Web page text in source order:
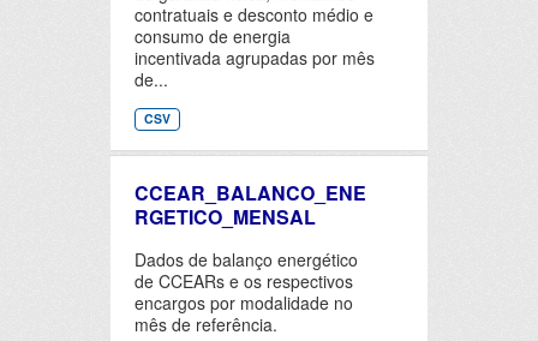
contratuais e desconto médio e
consumo de energia
incentivada agrupadas por mês
de...
CSV
CCEAR_BALANCO_ENE
RGETICO_MENSAL
Dados de balanço energético
de CCEARs e os respectivos
encargos por modalidade no
mês de referência.